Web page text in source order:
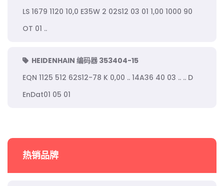
LS 1679 1120 10,0 E35W 2 02S12 03 01 1,00 1000 90
OT 01 ..
HEIDENHAIN 编码器 353404-15
EQN 1125 512 62S12-78 K 0,00 .. 14A36 40 03 .. .. D
EnDat01 05 01
热销品牌